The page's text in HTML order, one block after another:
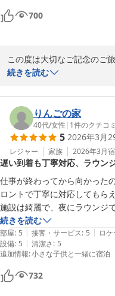
立地につきましても、仙台
き、アクセスの良さを感じ
今後も皆さまによりご満足
ービスの向上に努めてまい
奥州秋保温泉 蘭亭
2026-04-18
700
この度は大切なご記念のご
まるご感想をお寄せいただ
ラウンジでのアルコール無
上がりのビールにご満足い
しました。また、妹様の古
絡により夕食を個室でご用
ゼントもお喜びいただけた
います。
さらに、外国人スタッフの
適にサービスをお受けいた
ました。
これからも、大切なご滞在
れるよう、心を込めたおも
様でお越しいただけますこ
す。
続きを読む
りんごの家
40代/女性 | 1件のクチコミ
5 2026年3月
レジャー 家族 2026年3月
遅い到着も丁寧対応、ラウン
仕事が終わってから向かった
ロントで丁寧に対応してもら
施設は綺麗で、夜にラウンジ
も良かったです。
子供達も満足そうでした。
また今度泊まりに行きたいと思
続きを読む
部屋: 5 | 接客・サービス: 5 | ロ
設備: 5 | 清潔さ: 5
追加情報:小さな子供と一緒に宿泊
732